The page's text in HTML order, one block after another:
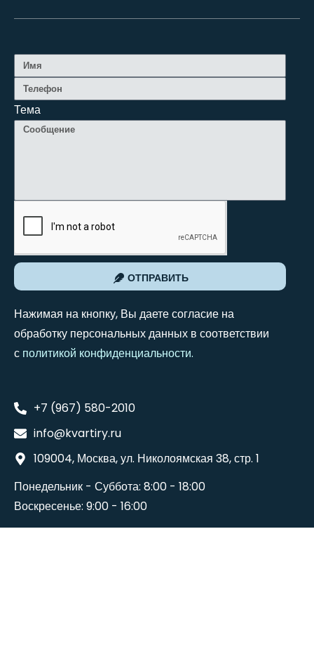
Тема
ОТПРАВИТЬ
Нажимая на кнопку, Вы даете согласие на
обработку персональных данных в соответствии
с политикой конфиденциальности.
+7 (967) 580-2010
info@kvartiry.ru
109004, Москва, ул. Николоямская 38, стр. 1
Понедельник - Суббота: 8:00 - 18:00
Воскресенье: 9:00 - 16:00